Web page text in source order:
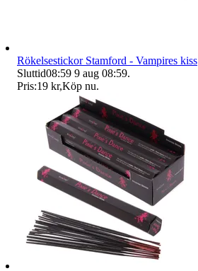
Rökelsestickor Stamford - Vampires kiss
Sluttid08:59 9 aug 08:59.
Pris:19 kr,Köp nu.